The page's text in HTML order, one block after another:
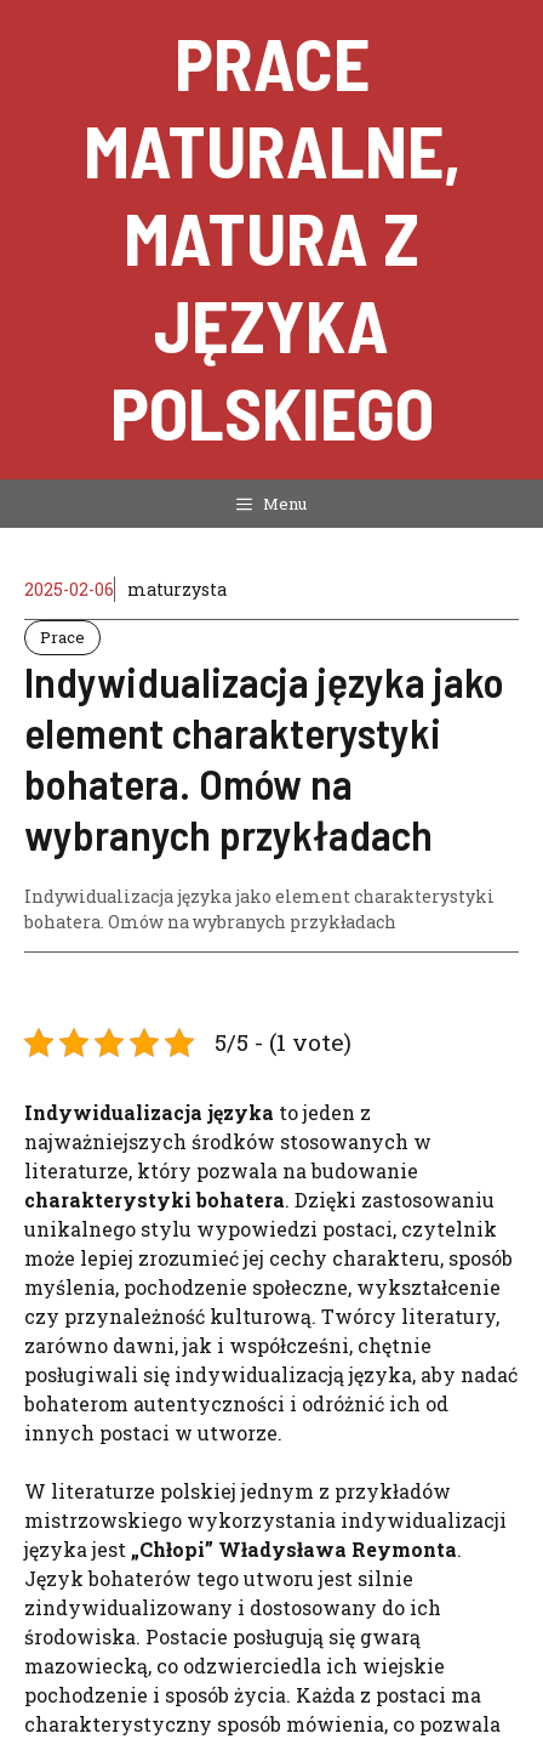
PRACE
MATURALNE,
MATURA Z
JĘZYKA
POLSKIEGO
Menu
2025-02-06 maturzysta
Prace
Indywidualizacja języka jako
element charakterystyki
bohatera. Omów na
wybranych przykładach
Indywidualizacja języka jako element charakterystyki
bohatera. Omów na wybranych przykładach
5/5 - (1 vote)
Indywidualizacja języka to jeden z
najważniejszych środków stosowanych w
literaturze, który pozwala na budowanie
charakterystyki bohatera. Dzięki zastosowaniu
unikalnego stylu wypowiedzi postaci, czytelnik
może lepiej zrozumieć jej cechy charakteru, sposób
myślenia, pochodzenie społeczne, wykształcenie
czy przynależność kulturową. Twórcy literatury,
zarówno dawni, jak i współcześni, chętnie
posługiwali się indywidualizacją języka, aby nadać
bohaterom autentyczności i odróżnić ich od
innych postaci w utworze.
W literaturze polskiej jednym z przykładów
mistrzowskiego wykorzystania indywidualizacji
języka jest „Chłopi” Władysława Reymonta.
Język bohaterów tego utworu jest silnie
zindywidualizowany i dostosowany do ich
środowiska. Postacie posługują się gwarą
mazowiecką, co odzwierciedla ich wiejskie
pochodzenie i sposób życia. Każda z postaci ma
charakterystyczny sposób mówienia, co pozwala